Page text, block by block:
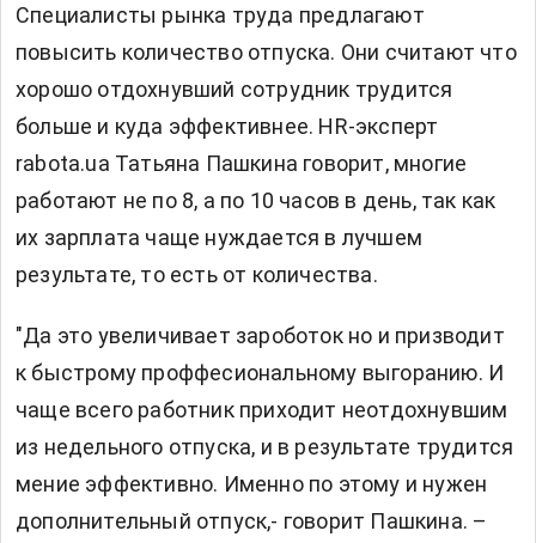
Специалисты рынка труда предлагают
повысить количество отпуска. Они считают что
хорошо отдохнувший сотрудник трудится
больше и куда эффективнее. HR-эксперт
rabota.ua Татьяна Пашкина говорит, многие
работают не по 8, а по 10 часов в день, так как
их зарплата чаще нуждается в лучшем
результате, то есть от количества.
"Да это увеличивает зароботок но и призводит
к быстрому проффесиональному выгоранию. И
чаще всего работник приходит неотдохнувшим
из недельного отпуска, и в результате трудится
мение эффективно. Именно по этому и нужен
дополнительный отпуск,- говорит Пашкина. –